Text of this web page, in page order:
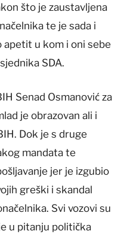
što je zaustavljena
te je sada i
apetit u kom i oni sebe
SDA.
Senad Osmanović za
je obrazovan ali i
Dok je s druge
mandata te
jer je izgubio
greški i skandal
Svi vozovi su
u pitanju politička